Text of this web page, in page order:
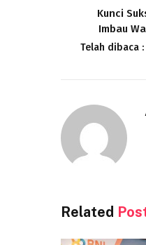
Kunci
Imbau
Telah dibaca
Related